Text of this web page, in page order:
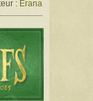
: Erana